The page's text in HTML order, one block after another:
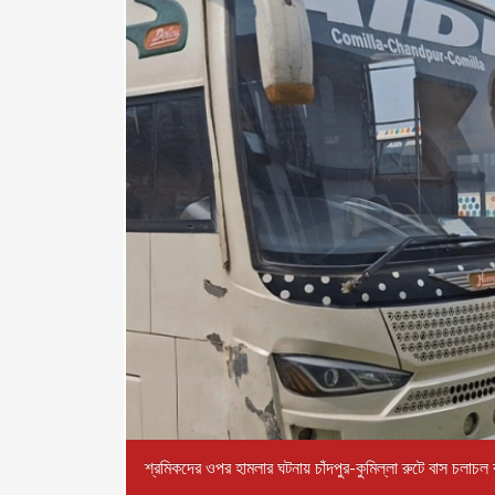
শ্রমিকদের ওপর হামলার ঘটনায় চাঁদপুর-কুমিল্লা রুটে বাস চলাচল